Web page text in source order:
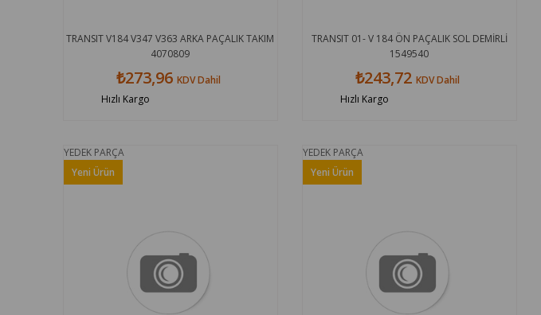
TRANSIT V184 V347 V363 ARKA PAÇALIK TAKIM
4070809
₺273,96 KDV Dahil
Hızlı Kargo
TRANSIT 01- V 184 ÖN PAÇALIK SOL DEMİRLİ
1549540
₺243,72 KDV Dahil
Hızlı Kargo
YEDEK PARÇA
Yeni Ürün
YEDEK PARÇA
Yeni Ürün